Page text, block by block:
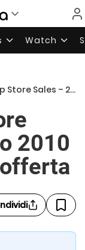
Watch
2010 – Applicazioni in offerta
2010